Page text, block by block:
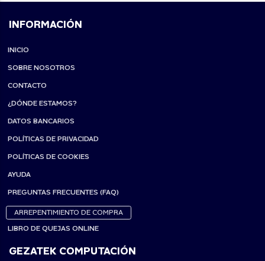
INFORMACIÓN
INICIO
SOBRE NOSOTROS
CONTACTO
¿DÓNDE ESTAMOS?
DATOS BANCARIOS
POLÍTICAS DE PRIVACIDAD
POLÍTICAS DE COOKIES
AYUDA
PREGUNTAS FRECUENTES (FAQ)
ARREPENTIMIENTO DE COMPRA
LIBRO DE QUEJAS ONLINE
GEZATEK COMPUTACIÓN